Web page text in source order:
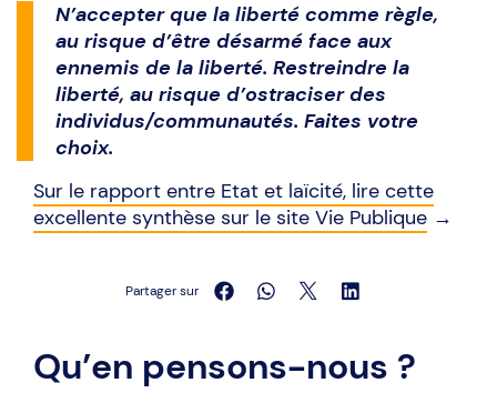
N’accepter que la liberté comme règle,
au risque d’être désarmé face aux
ennemis de la liberté. Restreindre la
liberté, au risque d’ostraciser des
individus/communautés. Faites votre
choix.
Sur le rapport entre Etat et laïcité, lire cette
excellente synthèse sur le site Vie Publique →
Partager sur
Qu’en pensons-nous ?